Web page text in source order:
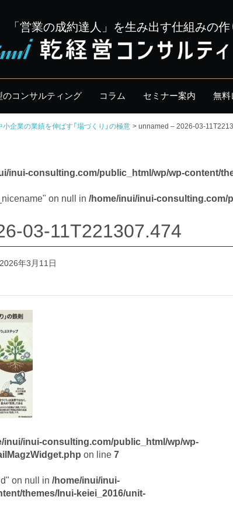
「営業の成約達人」を生み出す仕組みの
のコンサルティング コラム セミナー案内 無料
企業の業績を伸ばす「場づくり」の極意 unnamed – 2026-03-
inui-consulting.com/public_html/wp/wp-content/
on null in /home/inui/inui-consulting.com/
03-11T221307.474
年3月11日
inui/inui-consulting.com/public_html/wp/wp-
on line 7
on null in /home/inui/inui-
themes/Inui-keiei_2016/unit-